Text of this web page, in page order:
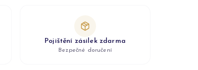
Pojištění zásilek zdarma
Bezpečné doručení